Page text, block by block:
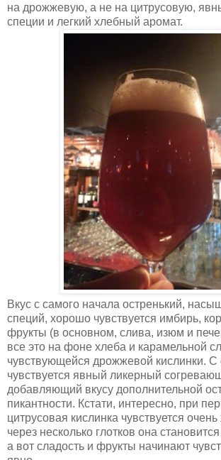
на дрожжевую, а не на цитрусовую,
специи и легкий хлебный аромат.
Вкус с самого начала остренький,
специй, хорошо чувствуется имбирь,
фрукты (в основном, слива, изюм и
все это на фоне хлеба и карамельной
чувствующейся дрожжевой кислинки. С
чувствуется явный ликерный
добавляющий вкусу дополнительной
пикантности. Кстати, интересно, при
цитрусовая кислинка чувствуется
через несколько глотков она
а вот сладость и фрукты начинают